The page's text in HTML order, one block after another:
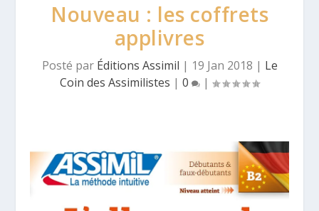
Nouveau : les coffrets
applivres
Posté par Éditions Assimil | 19 Jan 2018 | Le
Coin des Assimilistes | 0 |